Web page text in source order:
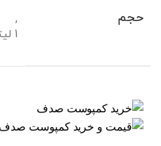
حجم
,
1 لیتر